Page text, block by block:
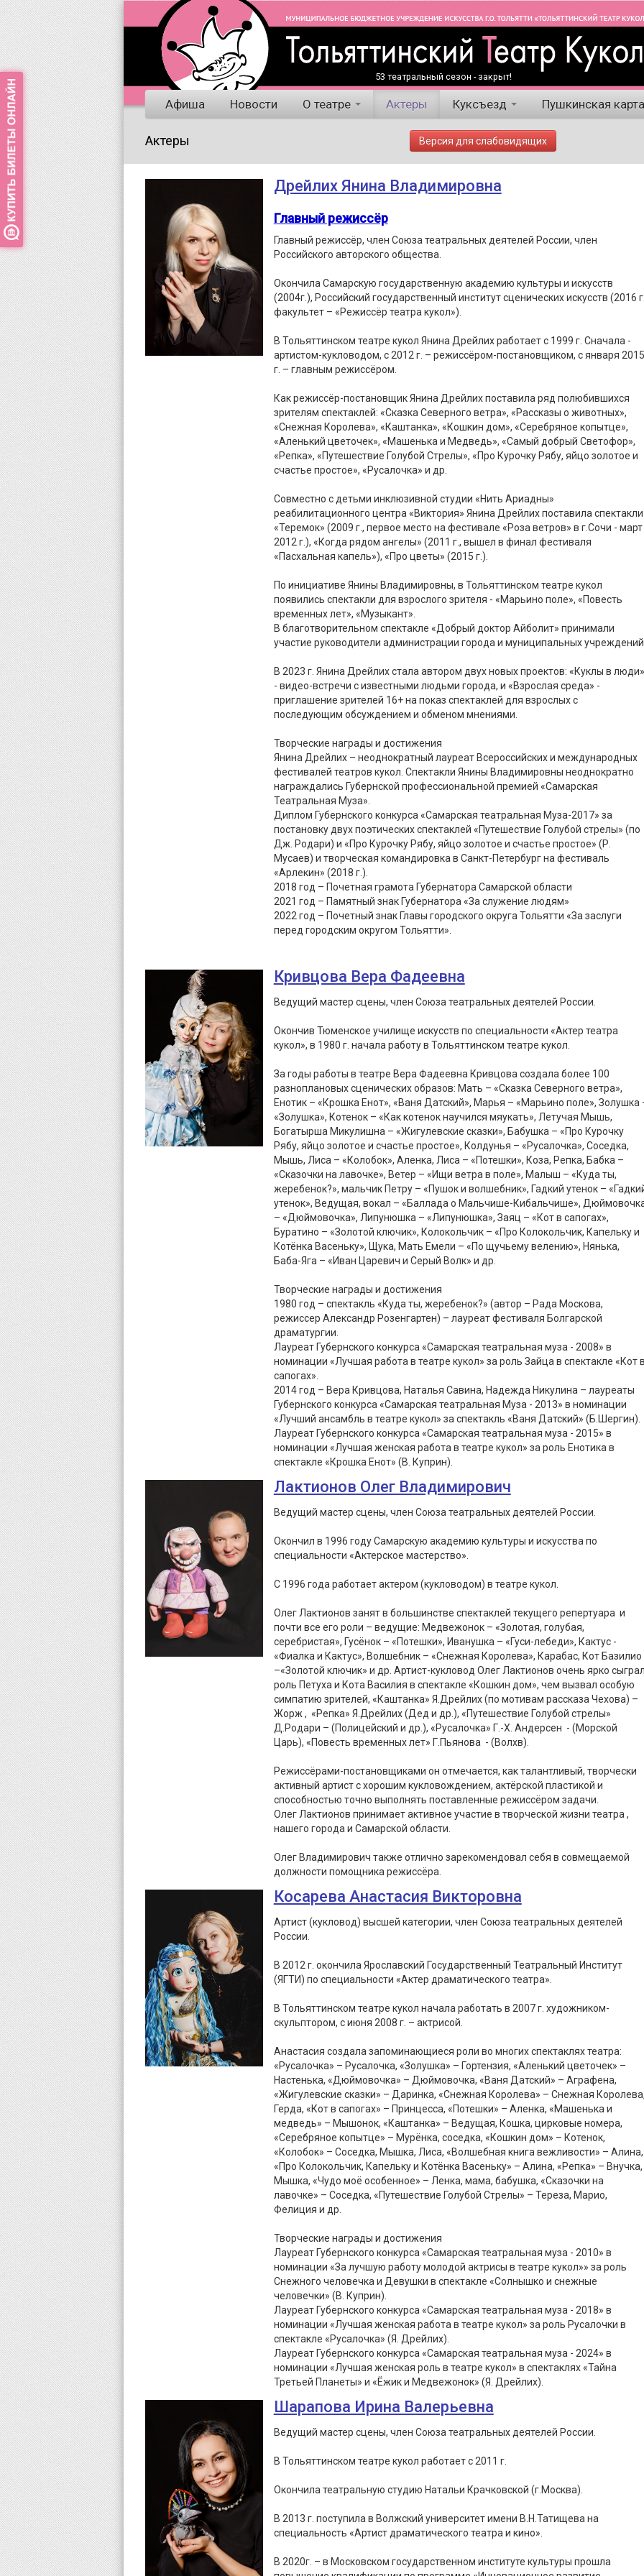
53 театральный сезон - закрыт!
Афиша Новости О театре Актеры Куксъезд Пушкинская карта
Актеры Версия для слабовидящих
Дрейлих Янина Владимировна
Главный режиссёр
Главный режиссёр, член Союза театральных деятелей России, член
Российского авторского общества.
Окончила Самарскую государственную академию культуры и искусств
(2004г.), Российский государственный институт сценических искусств (2016
факультет – «Режиссёр театра кукол»).
В Тольяттинском театре кукол Янина Дрейлих работает с 1999 г. Сначала -
артистом-кукловодом, с 2012 г. – режиссёром-постановщиком, с января 2015
г. – главным режиссёром.
Как режиссёр-постановщик Янина Дрейлих поставила ряд полюбившихся
зрителям спектаклей: «Сказка Северного ветра», «Рассказы о животных»,
«Снежная Королева», «Каштанка», «Кошкин дом», «Серебряное копытце»,
«Аленький цветочек», «Машенька и Медведь», «Самый добрый Светофор»,
«Репка», «Путешествие Голубой Стрелы», «Про Курочку Рябу, яйцо золотое и
счастье простое», «Русалочка» и др.
Совместно с детьми инклюзивной студии «Нить Ариадны»
реабилитационного центра «Виктория» Янина Дрейлих поставила спектакли
«Теремок» (2009 г., первое место на фестивале «Роза ветров» в г.Сочи - март
2012 г.), «Когда рядом ангелы» (2011 г., вышел в финал фестиваля
«Пасхальная капель»), «Про цветы» (2015 г.).
По инициативе Янины Владимировны, в Тольяттинском театре кукол
появились спектакли для взрослого зрителя - «Марьино поле», «Повесть
временных лет», «Музыкант».
В благотворительном спектакле «Добрый доктор Айболит» принимали
участие руководители администрации города и муниципальных
В 2023 г. Янина Дрейлих стала автором двух новых проектов: «Куклы в люди»
- видео-встречи с известными людьми города, и «Взрослая среда» -
приглашение зрителей 16+ на показ спектаклей для взрослых с
последующим обсуждением и обменом мнениями.
Творческие награды и достижения
Янина Дрейлих – неоднократный лауреат Всероссийских и международных
фестивалей театров кукол. Спектакли Янины Владимировны неоднократно
награждались Губернской профессиональной премией «Самарская
Театральная Муза».
Диплом Губернского конкурса «Самарская театральная Муза-2017» за
постановку двух поэтических спектаклей «Путешествие Голубой стрелы» (по
Дж. Родари) и «Про Курочку Рябу, яйцо золотое и счастье простое» (Р.
Мусаев) и творческая командировка в Санкт-Петербург на фестиваль
«Арлекин» (2018 г.).
2018 год – Почетная грамота Губернатора Самарской области
2021 год – Памятный знак Губернатора «За служение людям»
2022 год – Почетный знак Главы городского округа Тольятти «За заслуги
перед городским округом Тольятти».
Кривцова Вера Фадеевна
Ведущий мастер сцены, член Союза театральных деятелей России.
Окончив Тюменское училище искусств по специальности «Актер театра
кукол», в 1980 г. начала работу в Тольяттинском театре кукол.
За годы работы в театре Вера Фадеевна Кривцова создала более 100
разноплановых сценических образов: Мать – «Сказка Северного ветра»,
Енотик – «Крошка Енот», «Ваня Датский», Марья – «Марьино поле», Золушка
«Золушка», Котенок – «Как котенок научился мяукать», Летучая Мышь,
Богатырша Микулишна – «Жигулевские сказки», Бабушка – «Про Курочку
Рябу, яйцо золотое и счастье простое», Колдунья – «Русалочка», Соседка,
Мышь, Лиса – «Колобок», Аленка, Лиса – «Потешки», Коза, Репка, Бабка –
«Сказочки на лавочке», Ветер – «Ищи ветра в поле», Малыш – «Куда ты,
жеребенок?», мальчик Петру – «Пушок и волшебник», Гадкий утенок –
утенок», Ведущая, вокал – «Баллада о Мальчише-Кибальчише»,
– «Дюймовочка», Липунюшка – «Липунюшка», Заяц – «Кот в сапогах»,
Буратино – «Золотой ключик», Колокольчик – «Про Колокольчик, Капельку и
Котёнка Васеньку», Щука, Мать Емели – «По щучьему велению», Нянька,
Баба-Яга – «Иван Царевич и Серый Волк» и др.
Творческие награды и достижения
1980 год – спектакль «Куда ты, жеребенок?» (автор – Рада Москова,
режиссер Александр Розенгартен) – лауреат фестиваля Болгарской
драматургии.
Лауреат Губернского конкурса «Самарская театральная муза - 2008» в
номинации «Лучшая работа в театре кукол» за роль Зайца в спектакле «Кот
сапогах».
2014 год – Вера Кривцова, Наталья Савина, Надежда Никулина – лауреаты
Губернского конкурса «Самарская театральная Муза - 2013» в номинации
«Лучший ансамбль в театре кукол» за спектакль «Ваня Датский» (Б.Шергин).
Лауреат Губернского конкурса «Самарская театральная муза - 2015» в
номинации «Лучшая женская работа в театре кукол» за роль Енотика в
спектакле «Крошка Енот» (В. Куприн).
Лактионов Олег Владимирович
Ведущий мастер сцены, член Союза театральных деятелей России.
Окончил в 1996 году Самарскую академию культуры и искусства по
специальности «Актерское мастерство».
С 1996 года работает актером (кукловодом) в театре кукол.
Олег Лактионов занят в большинстве спектаклей текущего репертуара и
почти все его роли – ведущие: Медвежонок – «Золотая, голубая,
серебристая», Гусёнок – «Потешки», Иванушка – «Гуси-лебеди», Кактус -
«Фиалка и Кактус», Волшебник – «Снежная Королева», Карабас, Кот Базилио
–«Золотой ключик» и др. Артист-кукловод Олег Лактионов очень ярко
роль Петуха и Кота Василия в спектакле «Кошкин дом», чем вызвал особую
симпатию зрителей, «Каштанка» Я.Дрейлих (по мотивам рассказа Чехова) –
Жорж , «Репка» Я.Дрейлих (Дед и др.), «Путешествие Голубой стрелы»
Д.Родари – (Полицейский и др.), «Русалочка» Г.-Х. Андерсен - (Морской
Царь), «Повесть временных лет» Г.Пьянова - (Волхв).
Режиссёрами-постановщиками он отмечается, как талантливый, творчески
активный артист с хорошим кукловождением, актёрской пластикой и
способностью точно выполнять поставленные режиссёром задачи.
Олег Лактионов принимает активное участие в творческой жизни театра ,
нашего города и Самарской области.
Олег Владимирович также отлично зарекомендовал себя в совмещаемой
должности помощника режиссёра.
Косарева Анастасия Викторовна
Артист (кукловод) высшей категории, член Союза театральных деятелей
России.
В 2012 г. окончила Ярославский Государственный Театральный Институт
(ЯГТИ) по специальности «Актер драматического театра».
В Тольяттинском театре кукол начала работать в 2007 г. художником-
скульптором, с июня 2008 г. – актрисой.
Анастасия создала запоминающиеся роли во многих спектаклях театра:
«Русалочка» – Русалочка, «Золушка» – Гортензия, «Аленький цветочек» –
Настенька, «Дюймовочка» – Дюймовочка, «Ваня Датский» – Аграфена,
«Жигулевские сказки» – Даринка, «Снежная Королева» – Снежная
Герда, «Кот в сапогах» – Принцесса, «Потешки» – Аленка, «Машенька и
медведь» – Мышонок, «Каштанка» – Ведущая, Кошка, цирковые номера,
«Серебряное копытце» – Мурёнка, соседка, «Кошкин дом» – Котенок,
«Колобок» – Соседка, Мышка, Лиса, «Волшебная книга вежливости» – Алина,
«Про Колокольчик, Капельку и Котёнка Васеньку» – Алина, «Репка» – Внучка,
Мышка, «Чудо моё особенное» – Ленка, мама, бабушка, «Сказочки на
лавочке» – Соседка, «Путешествие Голубой Стрелы» – Тереза, Марио,
Фелиция и др.
Творческие награды и достижения
Лауреат Губернского конкурса «Самарская театральная муза - 2010» в
номинации «За лучшую работу молодой актрисы в театре кукол»» за роль
Снежного человечка и Девушки в спектакле «Солнышко и снежные
человечки» (В. Куприн).
Лауреат Губернского конкурса «Самарская театральная муза - 2018» в
номинации «Лучшая женская работа в театре кукол» за роль Русалочки в
спектакле «Русалочка» (Я. Дрейлих).
Лауреат Губернского конкурса «Самарская театральная муза - 2024» в
номинации «Лучшая женская роль в театре кукол» в спектаклях «Тайна
Третьей Планеты» и «Ёжик и Медвежонок» (Я. Дрейлих).
Шарапова Ирина Валерьевна
Ведущий мастер сцены, член Союза театральных деятелей России.
В Тольяттинском театре кукол работает с 2011 г.
Окончила театральную студию Натальи Крачковской (г.Москва).
В 2013 г. поступила в Волжский университет имени В.Н.Татищева на
специальность «Артист драматического театра и кино».
В 2020г. – в Московском государственном институте культуры прошла